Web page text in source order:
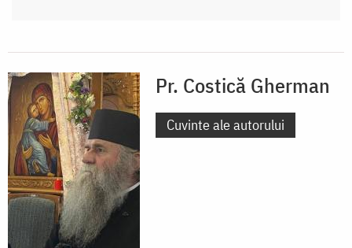
Pr. Costică Gherman
Cuvinte ale autorului